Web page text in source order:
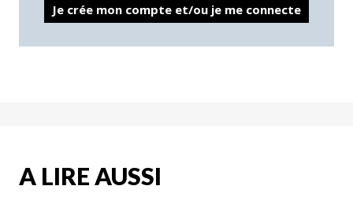
Je crée mon compte et/ou je me connecte
A LIRE AUSSI